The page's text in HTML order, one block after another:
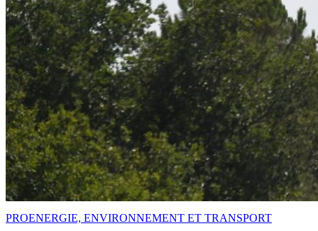
PROENERGIE, ENVIRONNEMENT ET TRANSPORT